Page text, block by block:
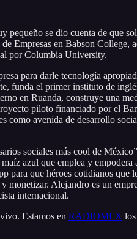
pequeño se dio cuenta de que
Empresas en Babson College,
por Columbia University.
para darle tecnología
funda el primer instituto de
en Ruanda, construye una
piloto financiado por el
como avenida de desarrollo
sociales más cool de
azul que emplea y empodera
para que héroes cotidianos que
monetizar. Alejandro es un
internacional.
Estamos en RADIOMEX